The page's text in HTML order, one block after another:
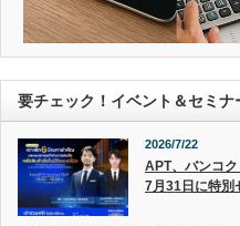
要チェック！イベント＆セミナ
2026/7/22
APT、バンコ
7月31日に特別